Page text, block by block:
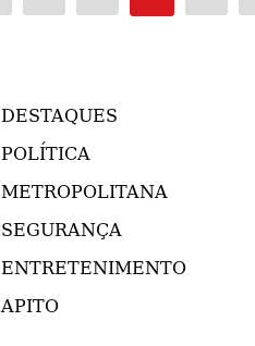
DESTAQUES
POLÍTICA
METROPOLITANA
SEGURANÇA
ENTRETENIMENTO
APITO